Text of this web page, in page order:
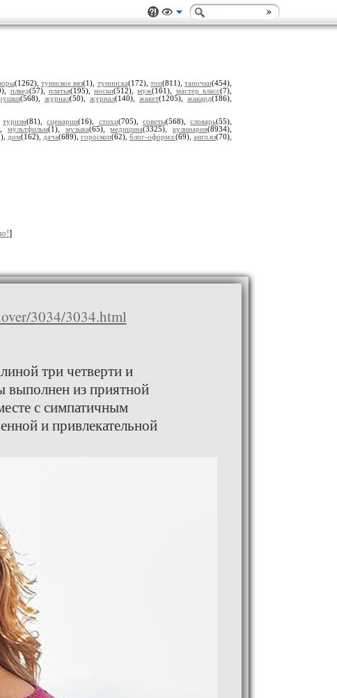
(1262),туниское вяз(1), тунииска(172), топ(811),тапочки(454),
плкед(57), платья(195),носки(512),муж(161), мастер класс(7),
(568), журнал(50), журнал(140), жакет(1205),жакард(186),
туризм(81),сценарии(16), стихи(705), советы(568),словарь(55),
мультфильм(1), музыка(65),медицина(3325),кулинария(8934),
дом(162), дача(689), гороскоп(62), блог-оформл. (69), англ.яз(70),
]
3034/3034.html
три четверти и
из приятной
с симпатичным
и привлекательной